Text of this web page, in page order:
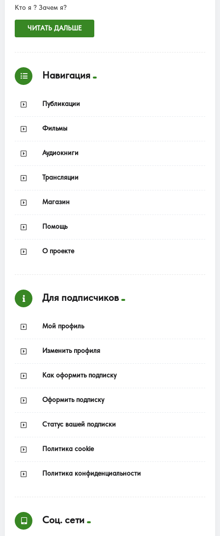
Кто я ? Зачем я?
ЧИТАТЬ ДАЛЬШЕ
Навигация
Публикации
Фильмы
Аудиокниги
Трансляции
Магазин
Помощь
О проекте
Для подписчиков
Мой профиль
Изменить профиля
Как оформить подписку
Оформить подписку
Статус вашей подписки
Политика cookie
Политика конфиденциальности
Соц. сети